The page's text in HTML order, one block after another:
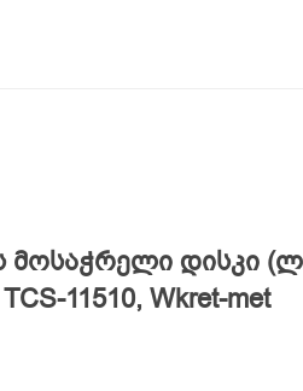
მოსაჭრელი დისკი
11510, Wkret-met